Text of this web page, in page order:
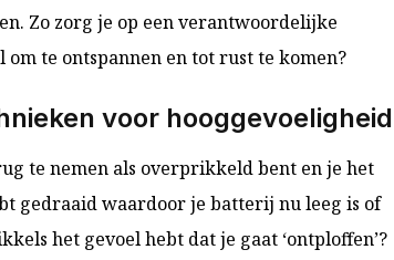
Zo zorg je op een verantwoordelijke
te ontspannen en tot rust te komen?
voor hooggevoeligheid
te nemen als overprikkeld bent en je het
gedraaid waardoor je batterij nu leeg is of
het gevoel hebt dat je gaat ‘ontploffen’?